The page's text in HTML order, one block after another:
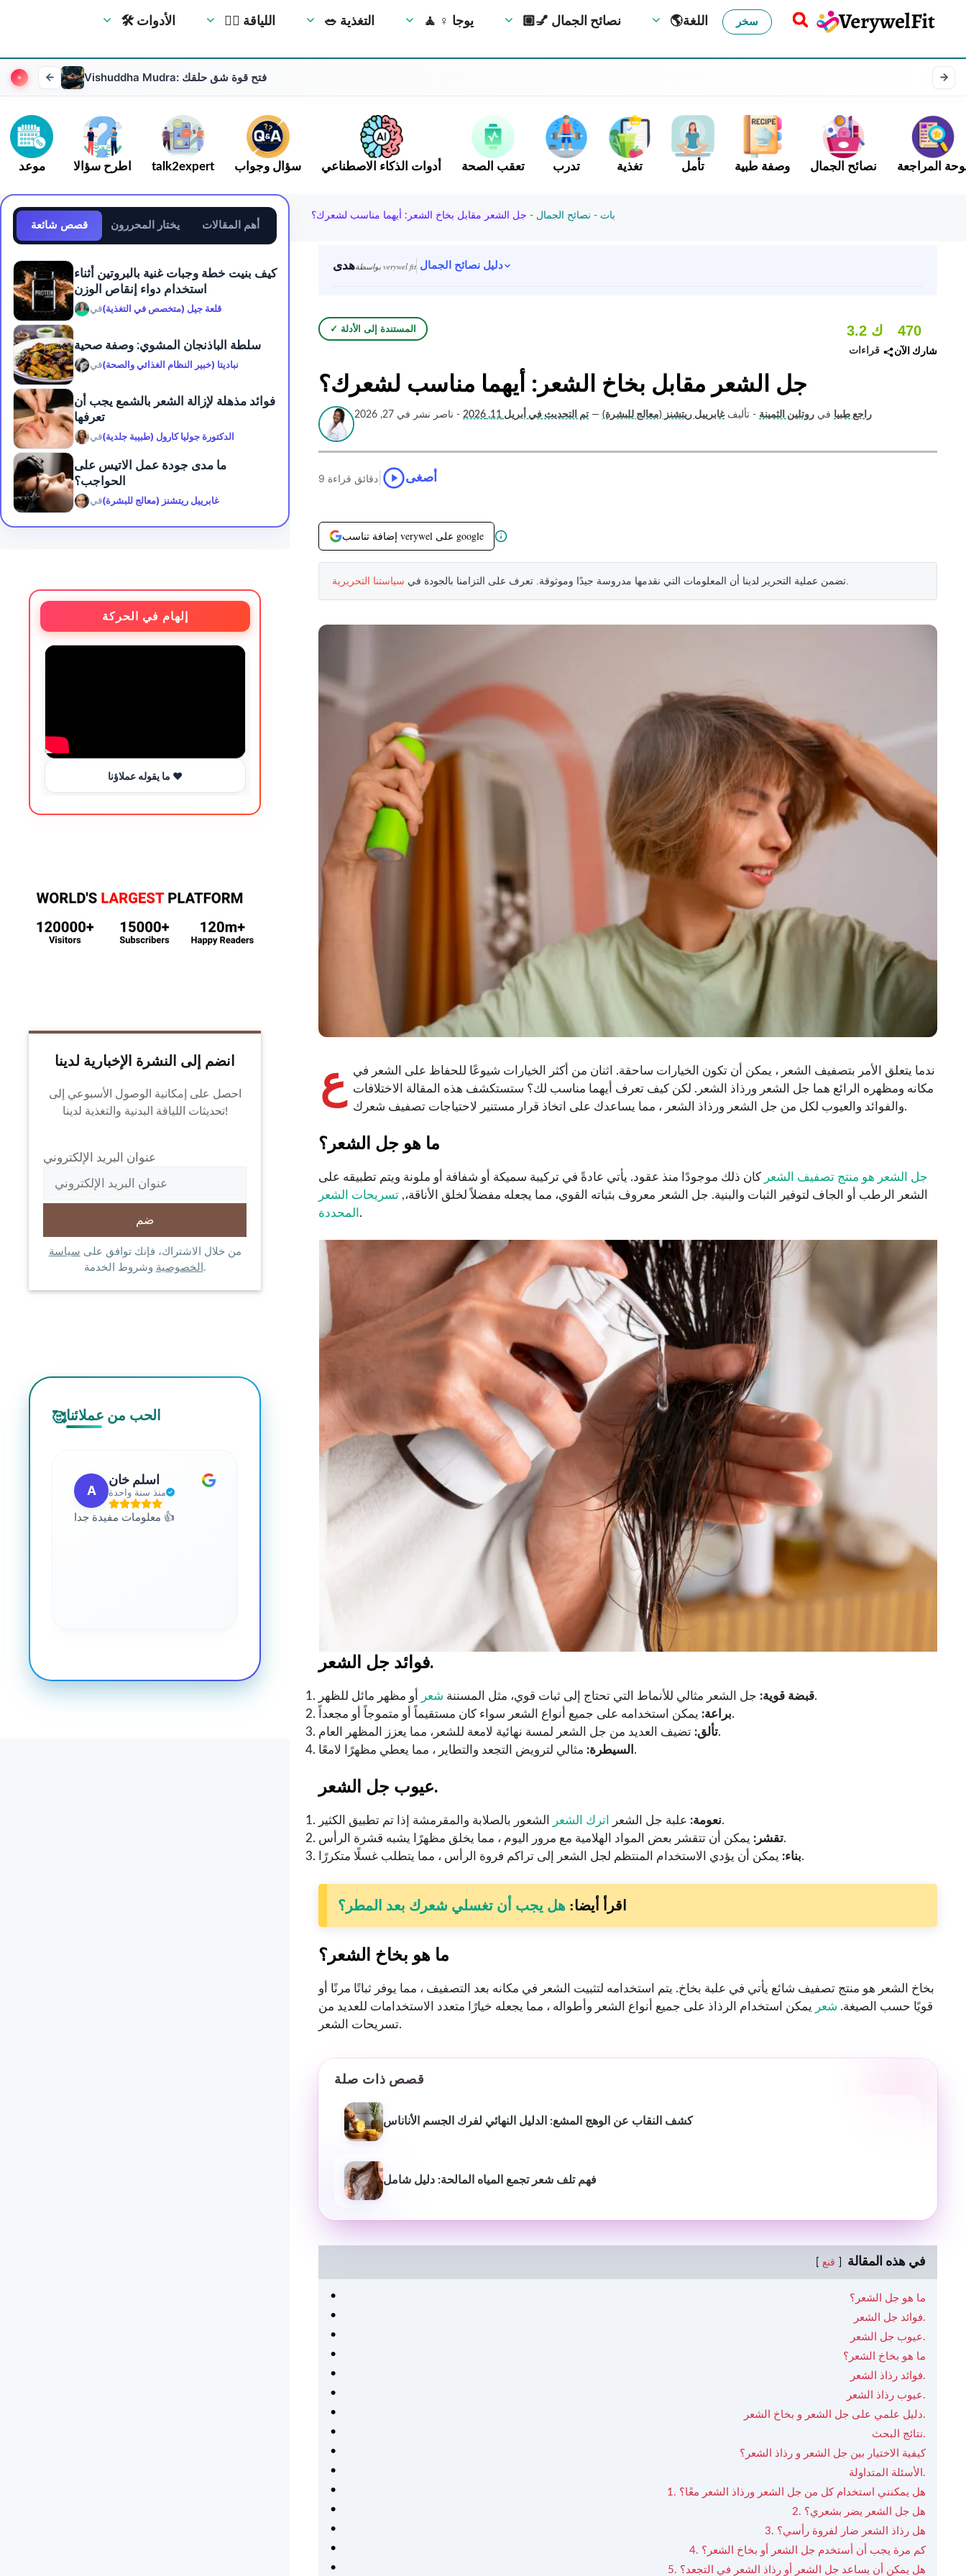
🛠 الأدوات 🏋️‍♀️ اللياقة 🥗 التغذية 🧘 ‍♀️ يوجا 💅🏼 نصائح الجمال 🌎اللغة سخر
Vishuddha Mudra: فتح قوة شق حلقك
موعد اطرح سؤالا talk2expert سؤال وجواب أدوات الذكاء الاصطناعي تعقب الصحة تدرب تغذية تأمل وصفة طبية نصائح الجمال المراجعة
بات - نصائح الجمال - جل الشعر مقابل بخاخ الشعر: أيهما مناسب لشعرك؟
هدى بواسطة verywel fit دليل نصائح الجمال
✓ المستندة إلى الأدلة 3.2 ك
قراءات
470
شارك الآن
جل الشعر مقابل بخاخ الشعر: أيهما مناسب لشعرك؟
راجع طبيا في روتلين الثمينة - تأليف غابرييل ريتشنز (معالج للبشرة) — تم التحديث في أبريل 11, 2026 - ناصر نشر في 27, 2026
9 دقائق قراءة أصغى
إضافة تناسب verywel على google
تضمن عملية التحرير لدينا أن المعلومات التي نقدمها مدروسة جيدًا وموثوقة. تعرف على التزامنا بالجودة في سياستنا التحريرية
ع
ندما يتعلق الأمر بتصفيف الشعر ، يمكن أن تكون الخيارات ساحقة. اثنان من أكثر الخيارات شيوعًا للحفاظ على الشعر في
مكانه ومظهره الرائع هما جل الشعر ورذاذ الشعر. لكن كيف تعرف أيهما مناسب لك؟ ستستكشف هذه المقالة الاختلافات
والفوائد والعيوب لكل من جل الشعر ورذاذ الشعر ، مما يساعدك على اتخاذ قرار مستنير لاحتياجات تصفيف شعرك.
ما هو جل الشعر؟
جل الشعر هو منتج تصفيف الشعر كان ذلك موجودًا منذ عقود. يأتي عادةً في تركيبة سميكة أو شفافة أو ملونة ويتم تطبيقه على
الشعر الرطب أو الجاف لتوفير الثبات والبنية. جل الشعر معروف بثباته القوي، مما يجعله مفضلاً لخلق الأناقة،, تسريحات الشعر
المحددة .
فوائد جل الشعر.
قبضة قوية: جل الشعر مثالي للأنماط التي تحتاج إلى ثبات قوي، مثل المسننة شعر
أو مظهر مائل للظهر.
براعة:يمكن استخدامه على جميع أنواع الشعر سواء كان مستقيماً أو متموجاً أو مجعداً.
تألق:تضيف العديد من جل الشعر لمسة نهائية لامعة للشعر، مما يعزز المظهر العام.
السيطرة: مثالي لترويض التجعد والتطاير ، مما يعطي مظهرًا لامعًا.
عيوب جل الشعر.
نعومة: علبة جل الشعر اترك الشعر
الشعور بالصلابة والمقرمشة إذا تم تطبيق الكثير.
تقشر:يمكن أن تتقشر بعض المواد الهلامية مع مرور اليوم ، مما يخلق مظهرًا يشبه قشرة الرأس.
بناء:يمكن أن يؤدي الاستخدام المنتظم لجل الشعر إلى تراكم فروة الرأس ، مما يتطلب غسلًا متكررًا.
اقرأ أيضا: هل يجب أن تغسلي شعرك بعد المطر؟
ما هو بخاخ الشعر؟
بخاخ الشعر هو منتج تصفيف شائع يأتي في علبة بخاخ. يتم استخدامه لتثبيت الشعر في مكانه بعد التصفيف ، مما يوفر ثباتًا مرنًا أو
قويًا حسب الصيغة. شعر يمكن استخدام الرذاذ على جميع أنواع الشعر وأطواله ، مما يجعله خيارًا متعدد الاستخدامات للعديد من
تسريحات الشعر.
قصص ذات صلة
كشف النقاب عن الوهج المشع: الدليل النهائي لفرك الجسم الأناناس
فهم تلف شعر تجمع المياه المالحة: دليل شامل
في هذه المقالة قنع
ما هو جل الشعر؟
فوائد جل الشعر.
عيوب جل الشعر.
ما هو بخاخ الشعر؟
فوائد رذاذ الشعر.
عيوب رذاذ الشعر.
دليل علمي على جل الشعر و بخاخ الشعر.
نتائج البحث.
كيفية الاختيار بين جل الشعر و رذاذ الشعر؟
الأسئلة المتداولة.
1. هل يمكنني استخدام كل من جل الشعر ورذاذ الشعر معًا؟
2. هل جل الشعر يضر بشعري؟
3. هل رذاذ الشعر ضار لفروة رأسي؟
4. كم مرة يجب أن أستخدم جل الشعر أو بخاخ الشعر؟
5. هل يمكن أن يساعد جل الشعر أو رذاذ الشعر في التجعد؟
قصص شائعة يختار المحررون أهم المقالات
كيف بنيت خطة وجبات غنية بالبروتين أثناء
استخدام دواء إنقاص الوزن
فيقلعة جيل (متخصص في التغذية)
سلطة الباذنجان المشوي: وصفة صحية
فينباديتا (خبير النظام الغذائي والصحة)
فوائد مذهلة لإزالة الشعر بالشمع يجب أن
تعرفها
فيالدكتورة جوليا كارول (طبيبة جلدية)
ما مدى جودة عمل الاتيس على
الحواجب؟
فيغابرييل ريتشنز (معالج للبشرة)
إلهام في الحركة
ما يقوله عملاؤنا ❤️ تمرين بالطوب في المنزل 🔥 تمارين يمكنك القيام بها أثناء الكذب 💪 احماء الصدر للمبتدئين
انضم إلى النشرة الإخبارية لدينا
احصل على إمكانية الوصول الأسبوعي إلى
تحديثات اللياقة البدنية والتغذية لدينا!
عنوان البريد الإلكتروني
من خلال الاشتراك، فإنك توافق على سياسة
الخصوصية وشروط الخدمة.
🥰الحب من عملائنا
A
اسلم خان
منذ سنة واحدة
معلومات مفيدة جدا 👍
إنه مفيد للغاية للجميع. يمكنك
سانتانو موخيرجي
2 سنوات مضت
جزء مفيد جدا من المحتوى
المفيد والمفيد